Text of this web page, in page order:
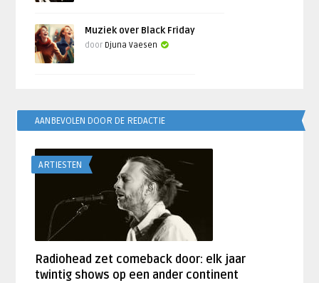
Muziek over Black Friday
door Djuna Vaesen
AANBEVOLEN DOOR DE REDACTIE
ARTIESTEN
Radiohead zet comeback door: elk jaar
twintig shows op een ander continent